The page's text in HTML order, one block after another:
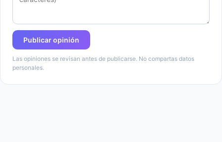
Publicar opinión
Las opiniones se revisan antes de publicarse. No compartas datos
personales.